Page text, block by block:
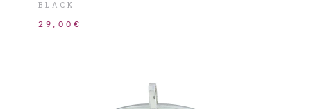
BLACK
29,00€